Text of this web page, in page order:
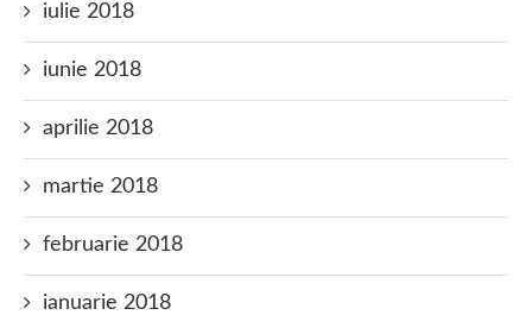
iulie 2018
iunie 2018
aprilie 2018
martie 2018
februarie 2018
ianuarie 2018